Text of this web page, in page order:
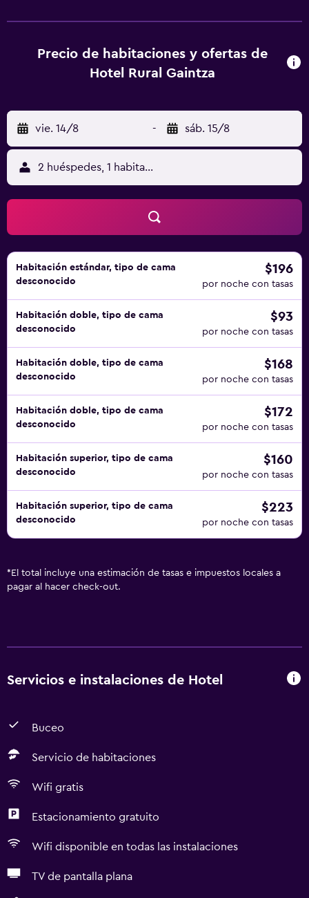
bodegas con degustación de Txakoli bajo petición.
Zarautz y Zumaia están a 10 minutos.Se encuentra a poca
Precio de habitaciones y ofertas de
Hotel Rural Gaintza
vie. 14/8 - sáb. 15/8
2 huéspedes, 1 habitación
Habitación estándar, tipo de cama
desconocido
$196
por noche con tasas
Habitación doble, tipo de cama
desconocido
$93
por noche con tasas
Habitación doble, tipo de cama
desconocido
$168
por noche con tasas
Habitación doble, tipo de cama
desconocido
$172
por noche con tasas
Habitación superior, tipo de cama
desconocido
$160
por noche con tasas
Habitación superior, tipo de cama
desconocido
$223
por noche con tasas
* El total incluye una estimación de tasas e impuestos locales a
pagar al hacer check-out.
Servicios e instalaciones de Hotel
Buceo
Servicio de habitaciones
Wifi gratis
Estacionamiento gratuito
Wifi disponible en todas las instalaciones
TV de pantalla plana